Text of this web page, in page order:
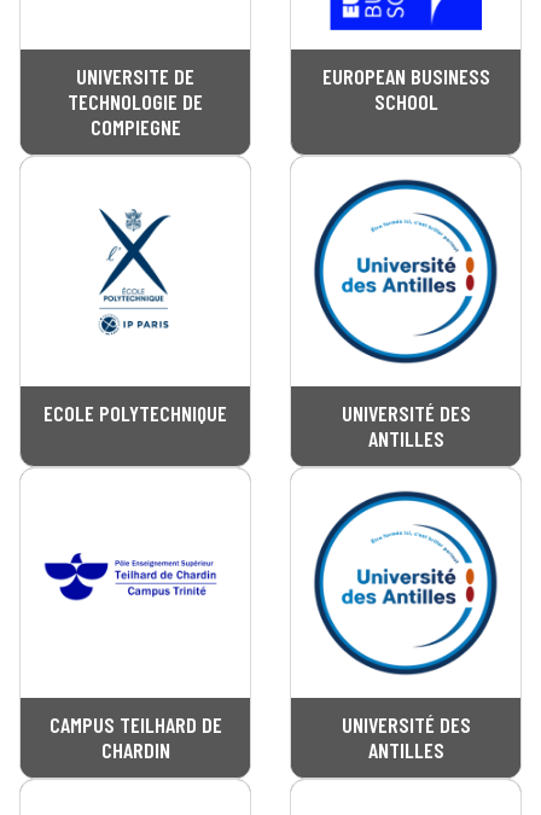
UNIVERSITE DE
TECHNOLOGIE DE
COMPIEGNE
EUROPEAN BUSINESS
SCHOOL
ECOLE POLYTECHNIQUE
UNIVERSITÉ DES
ANTILLES
CAMPUS TEILHARD DE
CHARDIN
UNIVERSITÉ DES
ANTILLES